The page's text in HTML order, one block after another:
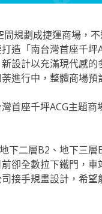
規劃成捷運商場，
造「南台灣首座千
設計以充滿現代感
進行中，整體商場
首座千坪ACG主題
下二層B2、地下三
卻全數拉下鐵門，
接手規畫設計，希